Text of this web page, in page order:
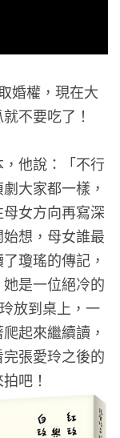
婚權，現在大
不要吃了！
，他說：「不行
大家都一樣，
女方向再寫深
想，母女誰最
瓊瑤的傳記，
是一位絕冷的
放到桌上，一
起來繼續讀，
張愛玲之後的
吧！